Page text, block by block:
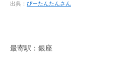
出典： ぴーたんたんさん
最寄駅：銀座